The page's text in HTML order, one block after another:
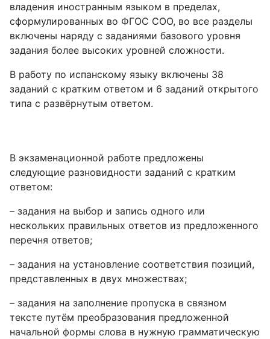
владения иностранным языком в пределах,
сформулированных во ФГОС СОО, во все разделы
включены наряду с заданиями базового уровня
задания более высоких уровней сложности.
В работу по испанскому языку включены 38
заданий с кратким ответом и 6 заданий открытого
типа с развёрнутым ответом.
В экзаменационной работе предложены
следующие разновидности заданий с кратким
ответом:
– задания на выбор и запись одного или
нескольких правильных ответов из предложенного
перечня ответов;
– задания на установление соответствия позиций,
представленных в двух множествах;
– задания на заполнение пропуска в связном
тексте путём преобразования предложенной
начальной формы слова в нужную грамматическую